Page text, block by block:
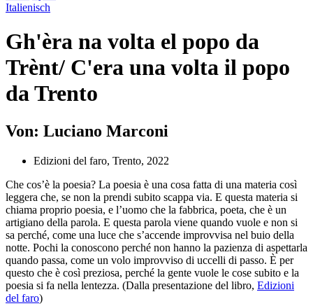
Italienisch
Gh'èra na volta el popo da
Trènt/ C'era una volta il popo
da Trento
Von: Luciano Marconi
Edizioni del faro, Trento, 2022
Che cos’è la poesia? La poesia è una cosa fatta di una materia così
leggera che, se non la prendi subito scappa via. E questa materia si
chiama proprio poesia, e l’uomo che la fabbrica, poeta, che è un
artigiano della parola. E questa parola viene quando vuole e non si
sa perché, come una luce che s’accende improvvisa nel buio della
notte. Pochi la conoscono perché non hanno la pazienza di aspettarla
quando passa, come un volo improvviso di uccelli di passo. È per
questo che è così preziosa, perché la gente vuole le cose subito e la
poesia si fa nella lentezza. (Dalla presentazione del libro, Edizioni
del faro)